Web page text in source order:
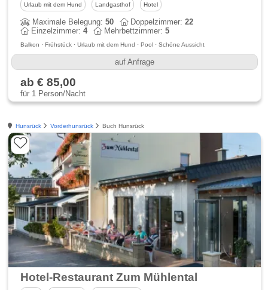
Urlaub mit dem Hund Landgasthof Hotel
Maximale Belegung:50 Doppelzimmer:22
Einzelzimmer:4 Mehrbettzimmer:5
Balkon · Frühstück · Urlaub mit dem Hund · Pool · Schöne Aussicht
auf Anfrage
ab € 85,00
für 1 Person/Nacht
Hunsrück Vorderhunsrück Buch Hunsrück
Hotel-Restaurant Zum Mühlental